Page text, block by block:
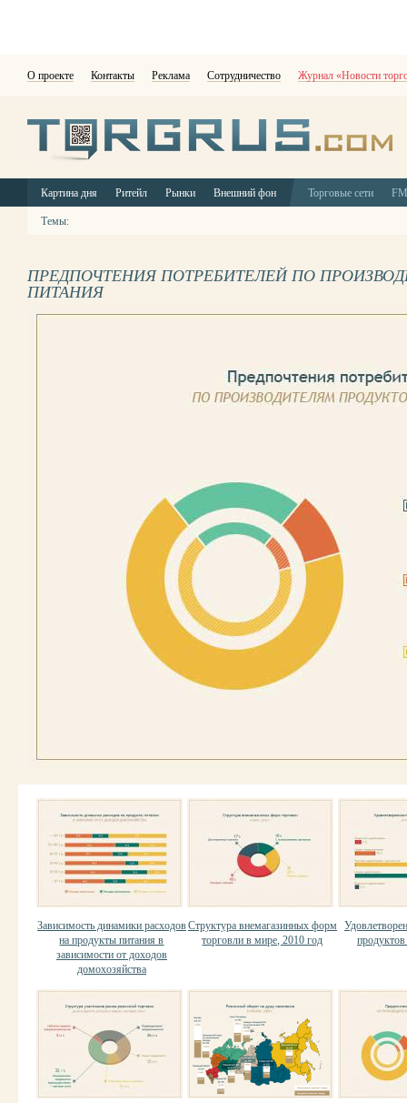
О проекте Контакты Реклама Сотрудничество Журнал «Новости
Картина дня Ритейл Рынки Внешний фон Торговые сети
Темы:
ПРЕДПОЧТЕНИЯ ПОТРЕБИТЕЛЕЙ ПО
ПИТАНИЯ
Зависимость динамики расходов
на продукты питания в
зависимости от доходов
домохозяйства
Структура внемагазинных форм
торговли в мире, 2010 год